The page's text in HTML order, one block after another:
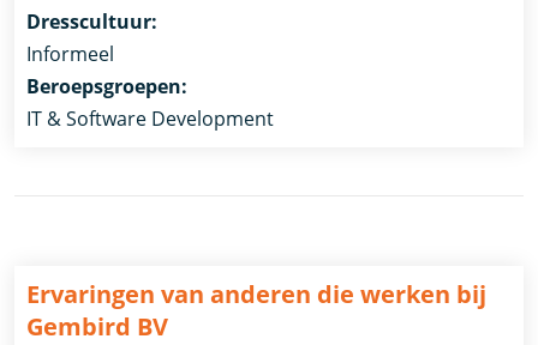
Dresscultuur:
Informeel
Beroepsgroepen:
IT & Software Development
Ervaringen van anderen die werken bij
Gembird BV